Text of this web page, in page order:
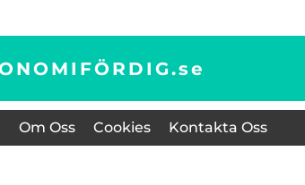
se
Om Oss Cookies Kontakta Oss